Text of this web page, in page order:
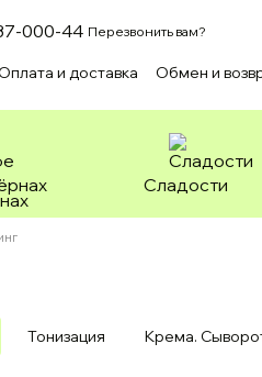
000-44 Перезвонить вам?
и доставка Обмен и
Сладости
Тонизация Крема.